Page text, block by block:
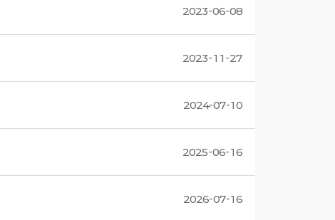
2023-06-08
2023-11-27
2024-07-10
2025-06-16
2026-07-16